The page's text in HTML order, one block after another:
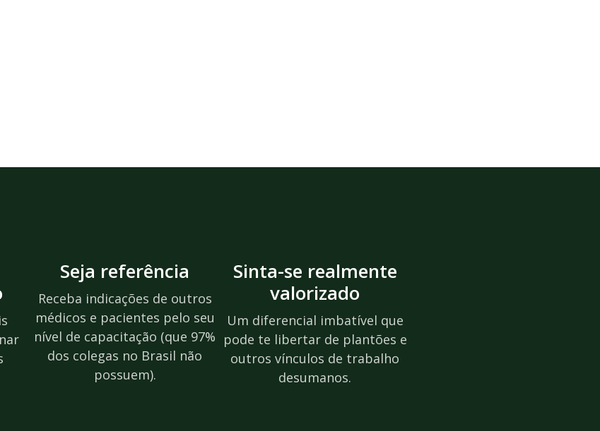
Seja referência
Receba indicações de outros
médicos e pacientes pelo seu
nível de capacitação (que 97%
dos colegas no Brasil não
possuem).
Sinta-se realmente
valorizado
Um diferencial imbatível que
pode te libertar de plantões e
outros vínculos de trabalho
desumanos.